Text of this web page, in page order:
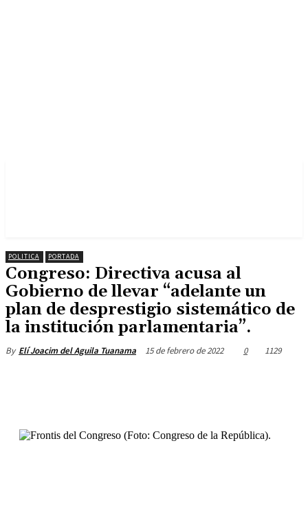
POLITICA PORTADA
Congreso: Directiva acusa al
Gobierno de llevar “adelante un
plan de desprestigio sistemático de
la institución parlamentaria”.
By Elí Joacim del Aguila Tuanama 15 de febrero de 2022 0 1129